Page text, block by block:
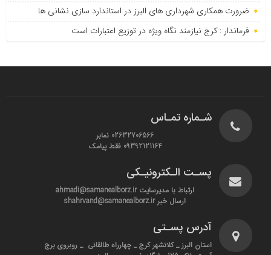
ضرورت همکاری شهرداری های البرز در استاندارد سازی نشانی ها
فرماندار : کرج نیازمند نگاه ویژه در توزیع اعتبارات است
شـماره تمـاس
02632706566 نمابر
09392121164 فقط پیامک
پسـت الـکترونیـکی
ارتباط با مدیرسایت ahmadi@samanealborz.ir
ارسال خبر shahrvand@samanealborz.ir
آدرس پسـتی
استان البرز _ کلانشهر کرج _ چهارراه طالقانی _ روبروی برج